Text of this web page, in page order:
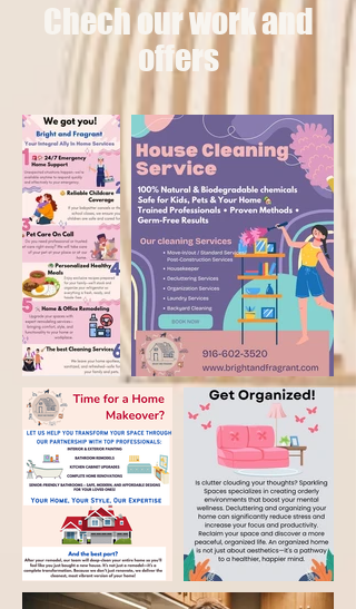
Chech our work and
offers